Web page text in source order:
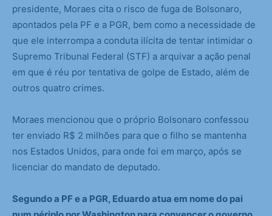
presidente, Moraes cita o risco de fuga de Bolsonaro,
apontados pela PF e a PGR, bem como a necessidade de
que ele interrompa a conduta ilícita de tentar intimidar o
Supremo Tribunal Federal (STF) a arquivar a ação penal
em que é réu por tentativa de golpe de Estado, além de
outros quatro crimes.
Moraes mencionou que o próprio Bolsonaro confessou
ter enviado R$ 2 milhões para que o filho se mantenha
nos Estados Unidos, para onde foi em março, após se
licenciar do mandato de deputado.
Segundo a PF e a PGR, Eduardo atua em nome do pai